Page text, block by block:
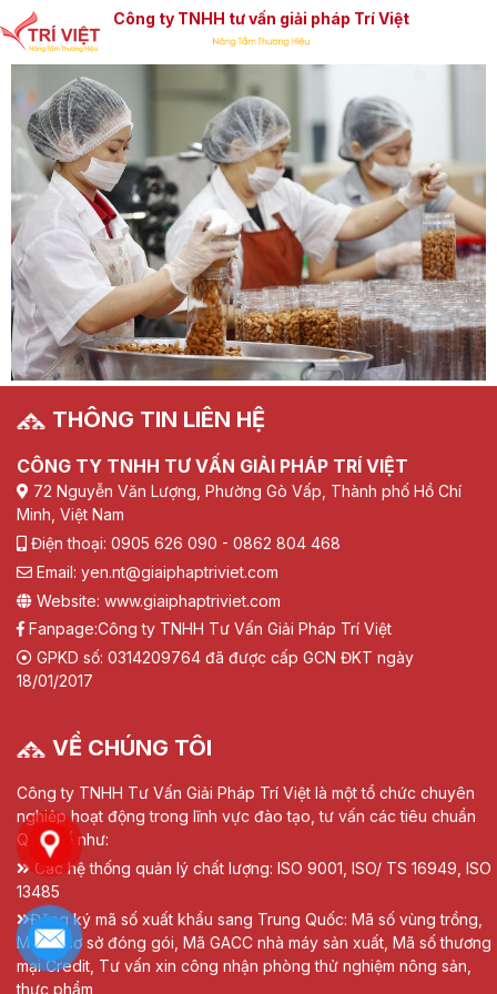
Công ty TNHH tư vấn giải pháp Trí Việt
THÔNG TIN LIÊN HỆ
CÔNG TY TNHH TƯ VẤN GIẢI PHÁP TRÍ VIỆT
72 Nguyễn Văn Lượng, Phường Gò Vấp, Thành phố Hồ Chí
Minh, Việt Nam
Điện thoại: 0905 626 090 - 0862 804 468
Email: yen.nt@giaiphaptriviet.com
Website: www.giaiphaptriviet.com
Fanpage:Công ty TNHH Tư Vấn Giải Pháp Trí Việt
GPKD số: 0314209764 đã được cấp GCN ĐKT ngày
18/01/2017
VỀ CHÚNG TÔI
Công ty TNHH Tư Vấn Giải Pháp Trí Việt là một tổ chức chuyên
nghiệp hoạt động trong lĩnh vực đào tạo, tư vấn các tiêu chuẩn
Quốc tế như:
Các hệ thống quản lý chất lượng: ISO 9001, ISO/ TS 16949, ISO
13485
Đăng ký mã số xuất khẩu sang Trung Quốc: Mã số vùng trồng,
Mã số cơ sở đóng gói, Mã GACC nhà máy sản xuất, Mã số thương
mại Credit, Tư vấn xin công nhận phòng thử nghiệm nông sản,
thực phẩm